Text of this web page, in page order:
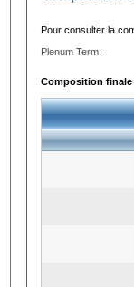
Pour consulter la
Plenum Term:
Composition finale